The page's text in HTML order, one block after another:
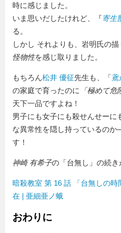
時に感じました。
いま思いだしたけれど、『寄生
る。
しかし それよりも、岩明氏の描
怪物性を感じ取りました。
もちろん松井 優征先生も、「鳶
の家庭で育ったのに
極めて危
天下一品ですよね！
男子にも女子にも殺せんせーに
な異常性を隠し持っているの
す！
神崎 有希子の「台無し」の続
暗殺教室 第 16 話 「台無しの
在 | 亜細亜ノ蛾
おわりに